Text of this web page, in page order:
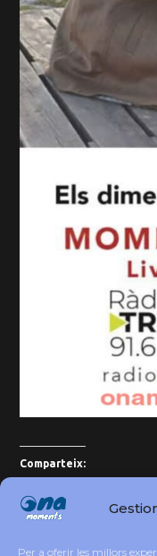
Per a oferir les millors
Comparteix: